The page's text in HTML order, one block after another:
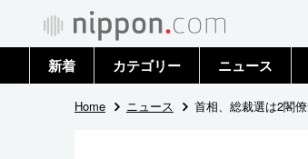
新着 カテゴリー
政治・外交
ニュース
トップ
Home ニュース 首相、総裁選は2閣